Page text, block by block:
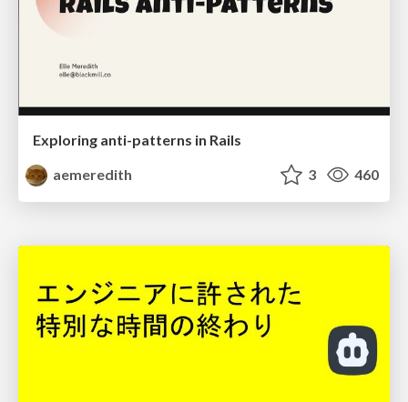
Exploring anti-patterns in Rails
aemeredith
3 460